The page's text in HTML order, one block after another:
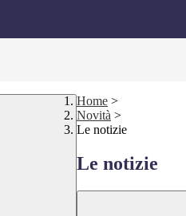
Home >
Novità >
Le notizie
Le notizie